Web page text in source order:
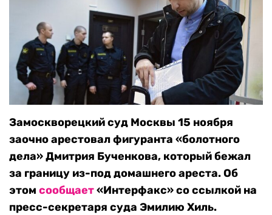
Замоскворецкий суд Москвы 15 ноября
заочно арестовал фигуранта «болотного
дела» Дмитрия Бученкова, который бежал
за границу из-под домашнего ареста. Об
этом сообщает«Интерфакс» со ссылкой на
пресс-секретаря суда Эмилию Хиль.